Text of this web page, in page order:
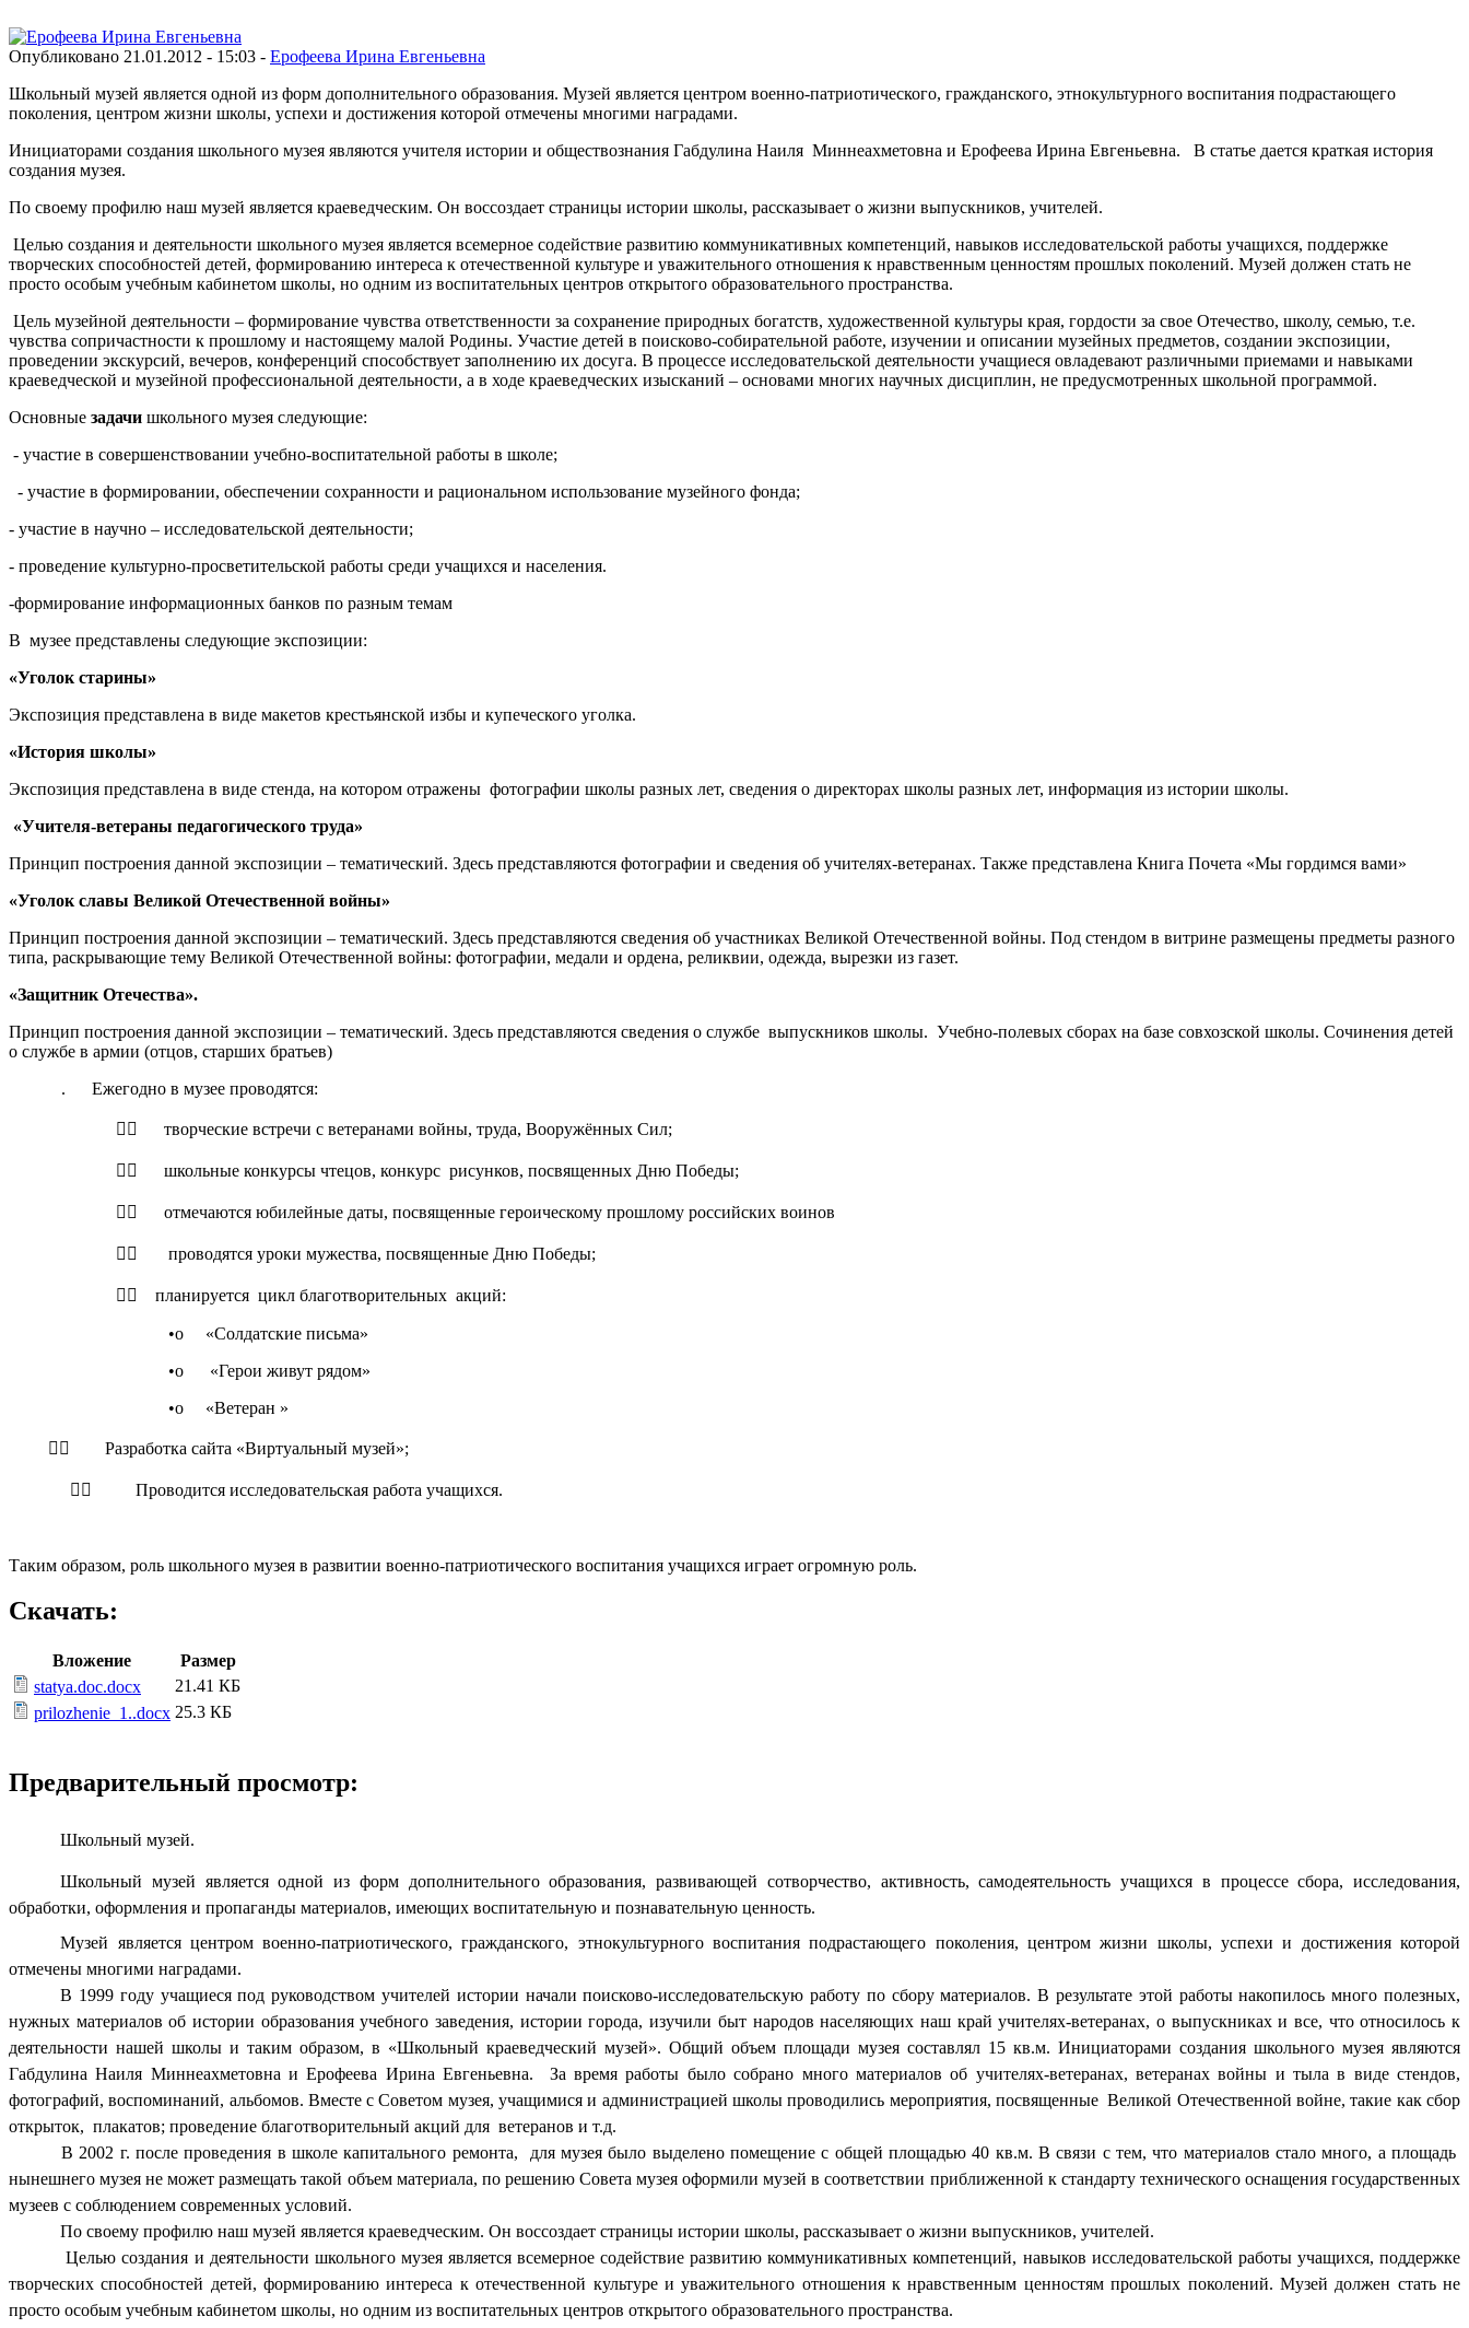
Опубликовано 21.01.2012 - 15:03 - Ерофеева Ирина Евгеньевна
Школьный музей является одной из форм дополнительного образования. Музей является центром военно-патриотического, гражданского, этнокультурного воспитания подрастающего
поколения, центром жизни школы, успехи и достижения которой отмечены многими наградами.
Инициаторами создания школьного музея являются учителя истории и обществознания Габдулина Наиля Миннеахметовна и Ерофеева Ирина Евгеньевна. В статье дается краткая история
создания музея.
По своему профилю наш музей является краеведческим. Он воссоздает страницы истории школы, рассказывает о жизни выпускников, учителей.
Целью создания и деятельности школьного музея является всемерное содействие развитию коммуникативных компетенций, навыков исследовательской работы учащихся, поддержке
творческих способностей детей, формированию интереса к отечественной культуре и уважительного отношения к нравственным ценностям прошлых поколений. Музей должен стать не
просто особым учебным кабинетом школы, но одним из воспитательных центров открытого образовательного пространства.
Цель музейной деятельности – формирование чувства ответственности за сохранение природных богатств, художественной культуры края, гордости за свое Отечество, школу, семью, т.е.
чувства сопричастности к прошлому и настоящему малой Родины. Участие детей в поисково-собирательной работе, изучении и описании музейных предметов, создании экспозиции,
проведении экскурсий, вечеров, конференций способствует заполнению их досуга. В процессе исследовательской деятельности учащиеся овладевают различными приемами и навыками
краеведческой и музейной профессиональной деятельности, а в ходе краеведческих изысканий – основами многих научных дисциплин, не предусмотренных школьной программой.
Основные задачи школьного музея следующие:
- участие в совершенствовании учебно-воспитательной работы в школе;
- участие в формировании, обеспечении сохранности и рациональном использование музейного фонда;
- участие в научно – исследовательской деятельности;
- проведение культурно-просветительской работы среди учащихся и населения.
-формирование информационных банков по разным темам
В музее представлены следующие экспозиции:
«Уголок старины»
Экспозиция представлена в виде макетов крестьянской избы и купеческого уголка.
«История школы»
Экспозиция представлена в виде стенда, на котором отражены фотографии школы разных лет, сведения о директорах школы разных лет, информация из истории школы.
«Учителя-ветераны педагогического труда»
Принцип построения данной экспозиции – тематический. Здесь представляются фотографии и сведения об учителях-ветеранах. Также представлена Книга Почета «Мы гордимся вами»
«Уголок славы Великой Отечественной войны»
Принцип построения данной экспозиции – тематический. Здесь представляются сведения об участниках Великой Отечественной войны. Под стендом в витрине размещены предметы разного
типа, раскрывающие тему Великой Отечественной войны: фотографии, медали и ордена, реликвии, одежда, вырезки из газет.
«Защитник Отечества».
Принцип построения данной экспозиции – тематический. Здесь представляются сведения о службе выпускников школы. Учебно-полевых сборах на базе совхозской школы. Сочинения детей
о службе в армии (отцов, старших братьев)
. Ежегодно в музее проводятся:
 творческие встречи с ветеранами войны, труда, Вооружённых Сил;
 школьные конкурсы чтецов, конкурс рисунков, посвященных Дню Победы;
 отмечаются юбилейные даты, посвященные героическому прошлому российских воинов
 проводятся уроки мужества, посвященные Дню Победы;
 планируется цикл благотворительных акций:
•o «Солдатские письма»
•o «Герои живут рядом»
•o «Ветеран »
 Разработка сайта «Виртуальный музей»;
 Проводится исследовательская работа учащихся.
Таким образом, роль школьного музея в развитии военно-патриотического воспитания учащихся играет огромную роль.
Скачать:
Вложение
Размер
statya.doc.docx
21.41 КБ
prilozhenie_1..docx 25.3 КБ
Предварительный просмотр:
Школьный музей.
Школьный музей является одной из форм дополнительного образования, развивающей сотворчество, активность, самодеятельность учащихся в процессе сбора, исследования,
обработки, оформления и пропаганды материалов, имеющих воспитательную и познавательную ценность.
Музей является центром военно-патриотического, гражданского, этнокультурного воспитания подрастающего поколения, центром жизни школы, успехи и достижения которой
отмечены многими наградами.
В 1999 году учащиеся под руководством учителей истории начали поисково-исследовательскую работу по сбору материалов. В результате этой работы накопилось много полезных,
нужных материалов об истории образования учебного заведения, истории города, изучили быт народов населяющих наш край учителях-ветеранах, о выпускниках и все, что относилось к
деятельности нашей школы и таким образом, в «Школьный краеведческий музей». Общий объем площади музея составлял 15 кв.м. Инициаторами создания школьного музея являются
Габдулина Наиля Миннеахметовна и Ерофеева Ирина Евгеньевна. За время работы было собрано много материалов об учителях-ветеранах, ветеранах войны и тыла в виде стендов,
фотографий, воспоминаний, альбомов. Вместе с Советом музея, учащимися и администрацией школы проводились мероприятия, посвященные Великой Отечественной войне, такие как сбор
открыток, плакатов; проведение благотворительный акций для ветеранов и т.д.
В 2002 г. после проведения в школе капитального ремонта, для музея было выделено помещение с общей площадью 40 кв.м. В связи с тем, что материалов стало много, а площадь
нынешнего музея не может размещать такой объем материала, по решению Совета музея оформили музей в соответствии приближенной к стандарту технического оснащения государственных
музеев с соблюдением современных условий.
По своему профилю наш музей является краеведческим. Он воссоздает страницы истории школы, рассказывает о жизни выпускников, учителей.
Целью создания и деятельности школьного музея является всемерное содействие развитию коммуникативных компетенций, навыков исследовательской работы учащихся, поддержке
творческих способностей детей, формированию интереса к отечественной культуре и уважительного отношения к нравственным ценностям прошлых поколений. Музей должен стать не
просто особым учебным кабинетом школы, но одним из воспитательных центров открытого образовательного пространства.